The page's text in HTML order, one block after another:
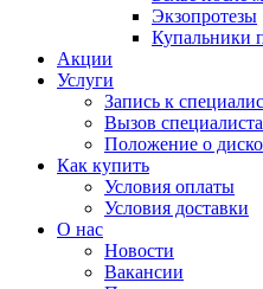
Экзопротезы
Купальники
Акции
Услуги
Запись к
Вызов
Положение о
Как купить
Условия оплаты
Условия доставки
О нас
Новости
Вакансии